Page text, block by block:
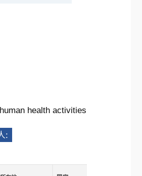
health activities
: